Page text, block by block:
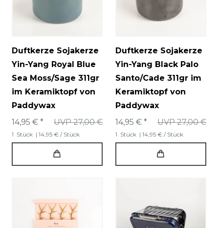
Duftkerze Sojakerze
Yin-Yang Royal Blue
Sea Moss/Sage 311gr
im Keramiktopf von
Paddywax
UVP 27,00 €
14,95 € *
1 Stück | 14,95 € / Stück
Duftkerze Sojakerze
Yin-Yang Black Palo
Santo/Cade 311gr im
Keramiktopf von
Paddywax
UVP 27,00 €
14,95 € *
1 Stück | 14,95 € / Stück